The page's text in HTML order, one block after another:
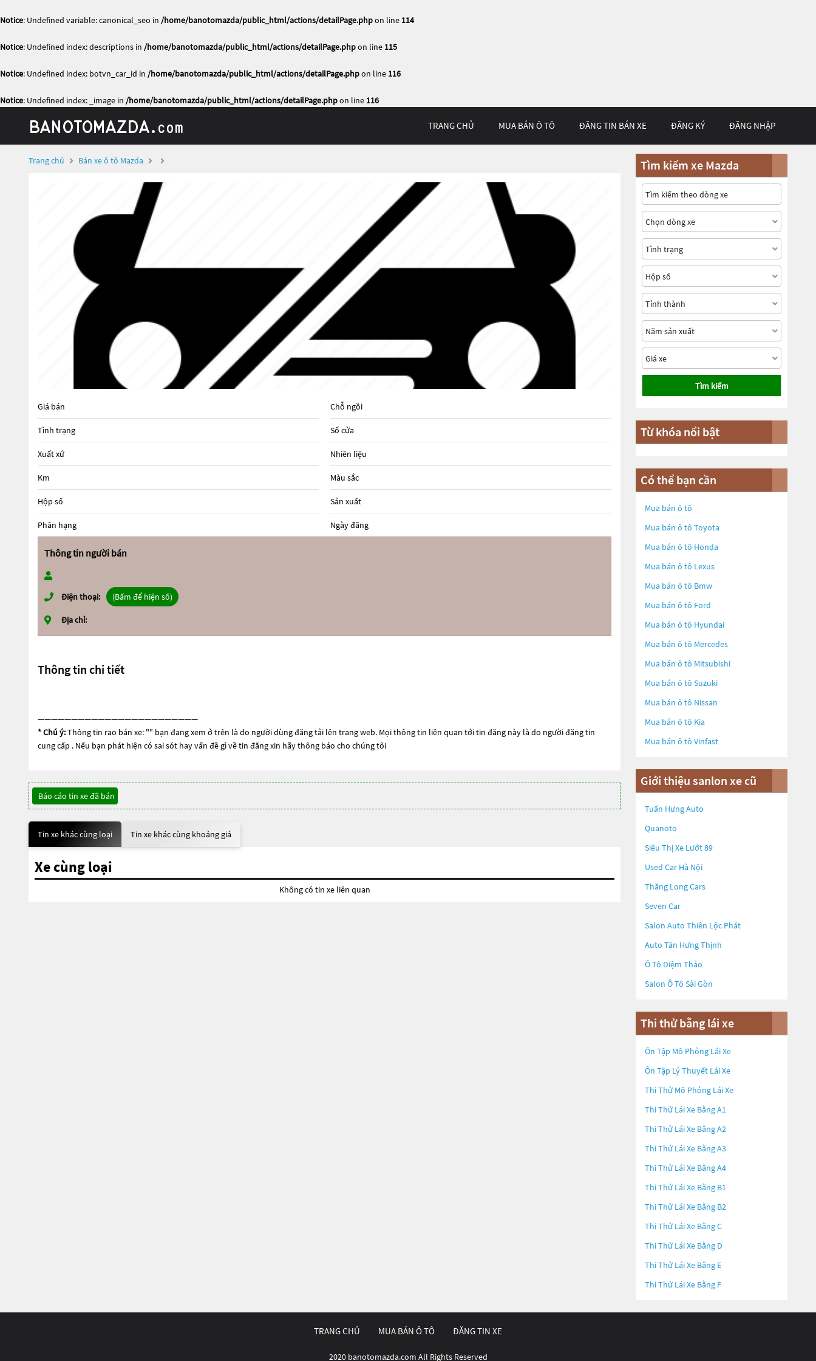
Notice: Undefined variable: canonical_seo in /home/banotomazda/public_html/actions/detailPage.phpon line 114
Notice: Undefined index: descriptions in /home/banotomazda/public_html/actions/detailPage.phpon line 115
Notice: Undefined index: botvn_car_id in /home/banotomazda/public_html/actions/detailPage.phpon line 116
Notice: Undefined index: _image in /home/banotomazda/public_html/actions/detailPage.phpon line 116
TRANG CHỦ MUA BÁN Ô TÔ ĐĂNG TIN BÁN XE ĐĂNG KÝ ĐĂNG NHẬP
Trang chủ Bán xe ô tô Mazda
Giá bán
Tình trạng
Xuất xứ
Km
Hộp số
Phân hạng
Chỗ ngồi
Số cửa
Nhiên liệu
Màu sắc
Sản xuất
Ngày đăng
Thông tin người bán
Điện thoại: (Bấm để hiện số)
Địa chỉ:
Thông tin chi tiết
————————————————————————
* Chú ý:Thông tin rao bán xe: "" bạn đang xem ở trên là do người dùng đăng tải lên trang web. Mọi thông tin liên quan tới tin đăng này là do người đăng tin
cung cấp . Nếu bạn phát hiện có sai sót hay vấn đề gì về tin đăng xin hãy thông báo cho chúng tôi
Báo cáo tin xe đã bán
Tin xe khác cùng loại Tin xe khác cùng khoảng giá
Xe cùng loại
Không có tin xe liên quan
Tìm kiếm xe Mazda
Tìm kiếm
Từ khóa nổi bật
Có thể bạn cần
Mua bán ô tô
Mua bán ô tô Toyota
Mua bán ô tô Honda
Mua bán ô tô Lexus
Mua bán ô tô Bmw
Mua bán ô tô Ford
Mua bán ô tô Hyundai
Mua bán ô tô Mercedes
Mua bán ô tô Mitsubishi
Mua bán ô tô Suzuki
Mua bán ô tô Nissan
Mua bán ô tô Kia
Mua bán ô tô Vinfast
Giới thiệu sanlon xe cũ
Tuấn Hưng Auto
Quanoto
Siêu Thị Xe Lướt 89
Used Car Hà Nội
Thăng Long Cars
Seven Car
Salon Auto Thiên Lộc Phát
Auto Tân Hưng Thịnh
Ô Tô Diệm Thảo
Salon Ô Tô Sài Gòn
Thi thử bằng lái xe
Ôn Tập Mô Phỏng Lái Xe
Ôn Tập Lý Thuyết Lái Xe
Thi Thử Mô Phỏng Lái Xe
Thi Thử Lái Xe Bằng A1
Thi Thử Lái Xe Bằng A2
Thi Thử Lái Xe Bằng A3
Thi Thử Lái Xe Bằng A4
Thi Thử Lái Xe Bằng B1
Thi Thử Lái Xe Bằng B2
Thi Thử Lái Xe Bằng C
Thi Thử Lái Xe Bằng D
Thi Thử Lái Xe Bằng E
Thi Thử Lái Xe Bằng F
TRANG CHỦ MUA BÁN Ô TÔ ĐĂNG TIN XE
2020 banotomazda.com All Rights Reserved